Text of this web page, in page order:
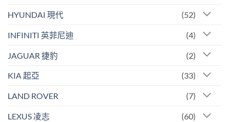
HYUNDAI 現代 (52)
INFINITI 英菲尼迪 (4)
JAGUAR 捷豹 (2)
KIA 起亞 (33)
LAND ROVER (7)
LEXUS 凌志 (60)